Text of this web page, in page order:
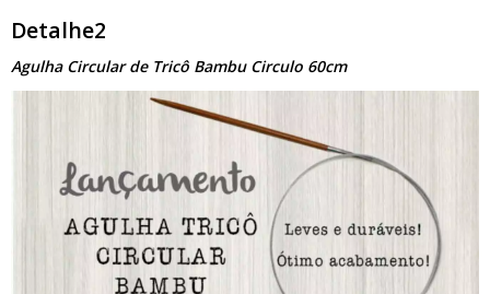
Detalhe2
Agulha Circular de Tricô Bambu Circulo 60cm